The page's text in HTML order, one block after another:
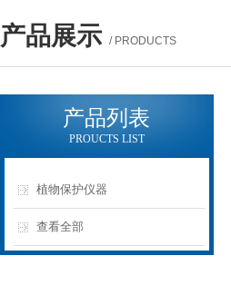
产品展示 / PRODUCTS
产品列表
PROUCTS LIST
植物保护仪器
查看全部